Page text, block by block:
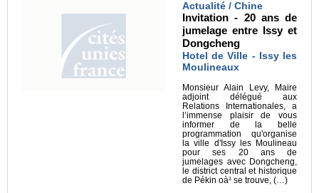
Actualité / Chine
Invitation - 20 ans de
jumelage entre Issy et
Dongcheng
Hotel de Ville - Issy les
Moulineaux
Monsieur Alain Levy, Maire
adjoint délégué aux
Relations Internationales, a
l’immense plaisir de vous
informer de la belle
programmation qu'organise
la ville d'Issy les Moulineau
pour ses 20 ans de
jumelages avec Dongcheng,
le district central et historique
de Pékin oà¹ se trouve, (…)